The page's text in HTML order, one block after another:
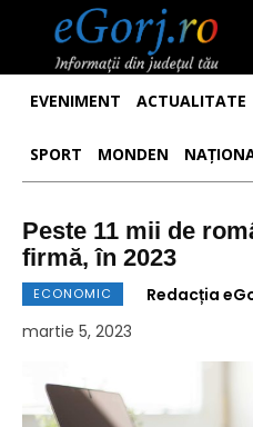
EVENIMENT ACTUALITATE
SPORT MONDEN
Peste 11 mii de
firmă, în 2023
ECONOMIC
Redacția
martie 5, 2023